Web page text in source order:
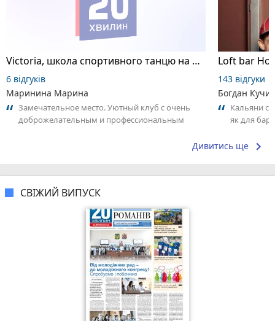
Victoria, школа спортивного танцю на пілоні
6 відгуків
Маринина Марина
Замечательное место. Уютный клуб с очень
доброжелательным и профессиональным
Loft bar
143 відгуки
Богдан
Кальяни
як для
Дивитись ще keyboard_arrow_right
СВІЖИЙ ВИПУСК